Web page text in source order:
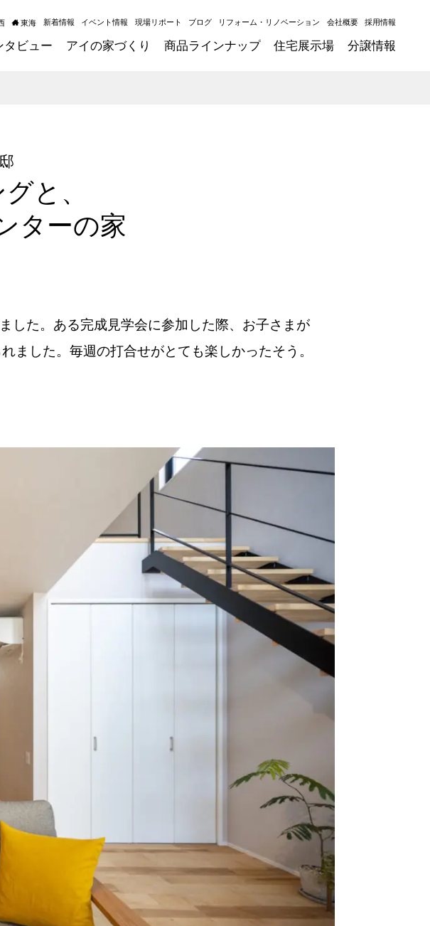
東海 新着情報 イベント情報 現場リポート ブログ リフォーム・リノベーション 会社概要 採用情報
タビュー アイの家づくり 商品ラインナップ 住宅展示場 分譲情報
と、
ターの家
した。ある完成見学会に参加した際、お子さまが
ました。毎週の打合せがとても楽しかったそう。